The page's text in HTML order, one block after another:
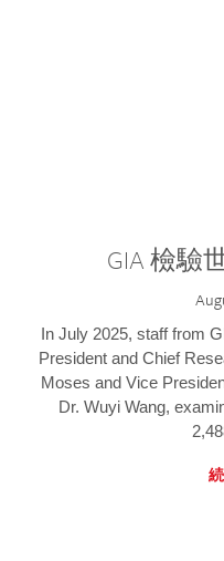
GIA 檢驗
In July 2025, staff from
President and Chief
Moses and Vice
Dr. Wuyi Wang,